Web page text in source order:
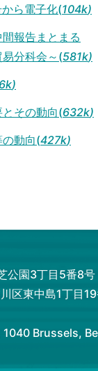
ら電子化(104k)
報告まとまる
易分科会～(581k)
)
その動向(632k)
の動向(427k)
園3丁目5番8号
東中島1丁目
1040 Brussels,